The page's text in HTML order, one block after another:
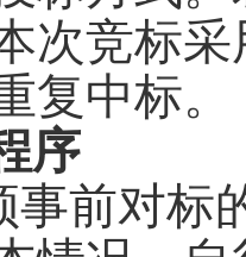
次竞标采
复中标。
序
事前对标